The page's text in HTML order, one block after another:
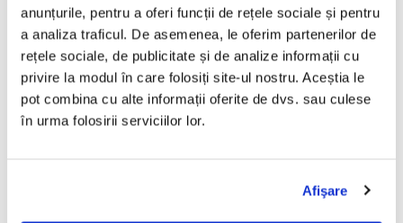
anunțurile, pentru a oferi funcții de rețele sociale și pentru
a analiza traficul. De asemenea, le oferim partenerilor de
rețele sociale, de publicitate și de analize informații cu
privire la modul în care folosiți site-ul nostru. Aceștia le
pot combina cu alte informații oferite de dvs. sau culese
în urma folosirii serviciilor lor.
Afişare
Chopin* – Nocturne Și
Mazurci (CASETA)
50,00 Lei
ADAUGA IN COS
Ravel* / Minkus* / Lalo* –
Bolero / Bolero Și Dans /
Simfonia Spaniolă (CASETA)
50,00 Lei
100,00 Lei